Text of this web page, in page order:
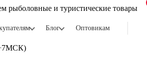
рыболовные и туристические товары
Блог Оптовикам